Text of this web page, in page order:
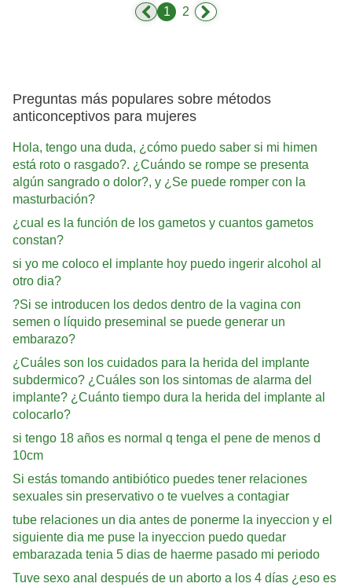
1 2
Preguntas más populares sobre métodos
anticonceptivos para mujeres
Hola, tengo una duda, ¿cómo puedo saber si mi himen
está roto o rasgado?. ¿Cuándo se rompe se presenta
algún sangrado o dolor?, y ¿Se puede romper con la
masturbación?
¿cual es la función de los gametos y cuantos gametos
constan?
si yo me coloco el implante hoy puedo ingerir alcohol al
otro dia?
?Si se introducen los dedos dentro de la vagina con
semen o líquido preseminal se puede generar un
embarazo?
¿Cuáles son los cuidados para la herida del implante
subdermico? ¿Cuáles son los sintomas de alarma del
implante? ¿Cuánto tiempo dura la herida del implante al
colocarlo?
si tengo 18 años es normal q tenga el pene de menos d
10cm
Si estás tomando antibiótico puedes tener relaciones
sexuales sin preservativo o te vuelves a contagiar
tube relaciones un dia antes de ponerme la inyeccion y el
siguiente dia me puse la inyeccion puedo quedar
embarazada tenia 5 dias de haerme pasado mi periodo
Tuve sexo anal después de un aborto a los 4 días ¿eso es